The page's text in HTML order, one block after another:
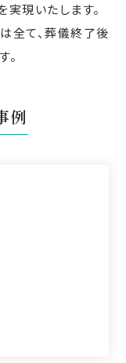
現いたします。
全て、葬儀終了後
。
例